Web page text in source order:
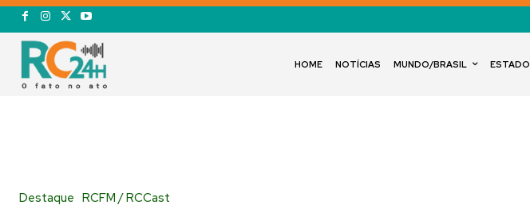
HOME NOTÍCIAS MUNDO/BRASIL ESTADO
Destaque RCFM / RCCast